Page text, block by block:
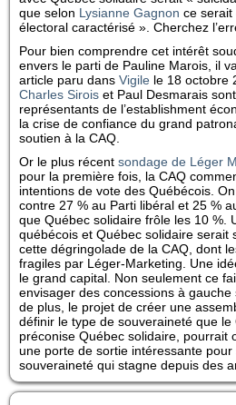
que selon Lysianne Gagnon ce serait
électoral caractérisé ». Cherchez
Pour bien comprendre cet intérêt
envers le parti de Pauline Marois, il
article paru dans Vigile le 18 octobre
Charles Sirois et Paul Desmarais
représentants de l’establishment
la crise de confiance du grand
soutien à la CAQ.
Or le plus récent sondage de Léger
pour la première fois, la CAQ
intentions de vote des Québécois.
contre 27 % au Parti libéral et 25 %
que Québec solidaire frôle les 10 %.
québécois et Québec solidaire serait
cette dégringolade de la CAQ, dont
fragiles par Léger-Marketing. Une
le grand capital. Non seulement ce
envisager des concessions à
de plus, le projet de créer une
définir le type de souveraineté que
préconise Québec solidaire, pourrait
une porte de sortie intéressante
souveraineté qui stagne depuis des